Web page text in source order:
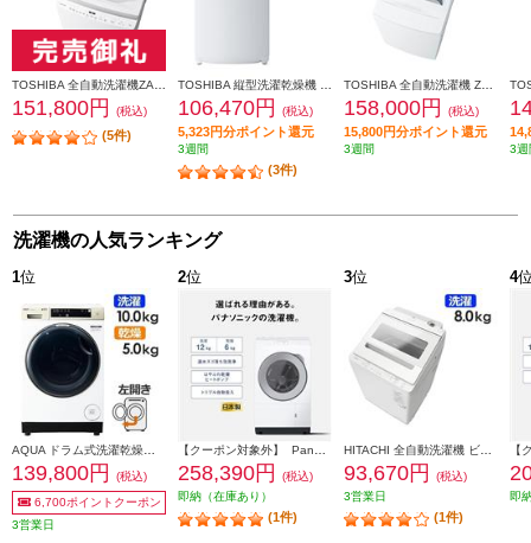
151,800円 (税込)
(5件)
106,470円 (税込)
5,323円分ポイント還元
3週間
(3件)
158,000円 (税込)
15,800円分ポイント還元
3週間 3週
洗濯機の人気ランキング
1位
139,800円
(税込)
6,700ポイントクーポン
3営業日
2位
258,390円
(税込)
即納（在庫あり）
(1件)
3位
93,670円
(税込)
3営業日
(1件)
4
即